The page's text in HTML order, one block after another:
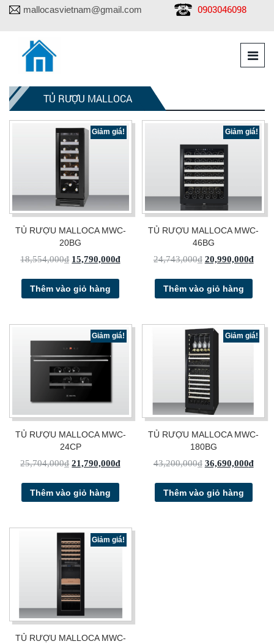
mallocasvietnam@gmail.com 0903046098
TỦ RƯỢU MALLOCA
Giảm giá!
TỦ RƯỢU MALLOCA MWC-
20BG
18,554,000₫ 15,790,000₫
Thêm vào giỏ hàng
Giảm giá!
TỦ RƯỢU MALLOCA MWC-
46BG
24,743,000₫ 20,990,000₫
Thêm vào giỏ hàng
Giảm giá!
TỦ RƯỢU MALLOCA MWC-
24CP
25,704,000₫ 21,790,000₫
Thêm vào giỏ hàng
Giảm giá!
TỦ RƯỢU MALLOCA MWC-
180BG
43,200,000₫ 36,690,000₫
Thêm vào giỏ hàng
Giảm giá!
TỦ RƯỢU MALLOCA MWC-